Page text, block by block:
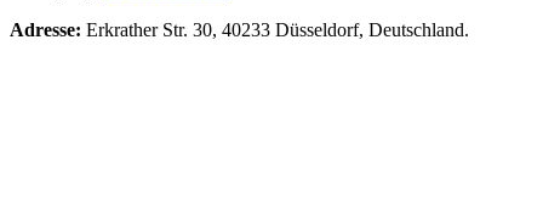
Adresse: Erkrather Str. 30, 40233 Düsseldorf, Deutschland.